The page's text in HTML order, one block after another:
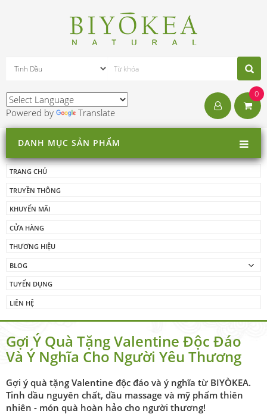
Powered by Translate
0
DANH MỤC SẢN PHẨM
TRANG CHỦ
TRUYỀN THÔNG
KHUYẾN MÃI
CỬA HÀNG
THƯƠNG HIỆU
BLOG
TUYỂN DỤNG
LIÊN HỆ
Gợi Ý Quà Tặng Valentine Độc Đáo
Và Ý Nghĩa Cho Người Yêu Thương
Gợi ý quà tặng Valentine độc đáo và ý nghĩa từ BIYÒKEA.
Tinh dầu nguyên chất, dầu massage và mỹ phẩm thiên
nhiên - món quà hoàn hảo cho người thương!